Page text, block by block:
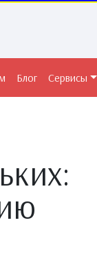
Блог Сервисы